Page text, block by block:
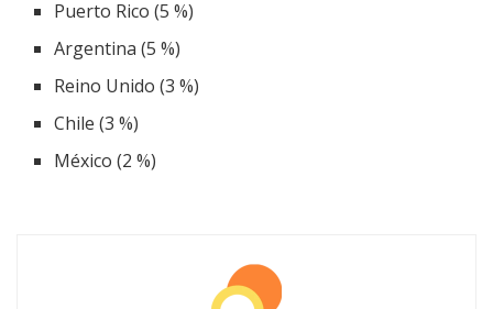
Puerto Rico (5 %)
Argentina (5 %)
Reino Unido (3 %)
Chile (3 %)
México (2 %)